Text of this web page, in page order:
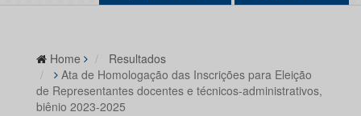
Home
Resultados
Ata de Homologação das Inscrições para Eleição
de Representantes docentes e técnicos-administrativos,
biênio 2023-2025